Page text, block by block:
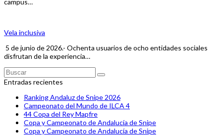
campus…
Vela inclusiva
5 de junio de 2026.- Ochenta usuarios de ocho entidades sociales
disfrutan de la experiencia…
Buscar
Enviar
Entradas recientes
Ranking Andaluz de Snipe 2026
Campeonato del Mundo de ILCA 4
44 Copa del Rey Mapfre
Copa y Campeonato de Andalucía de Snipe
Copa y Campeonato de Andalucía de Snipe